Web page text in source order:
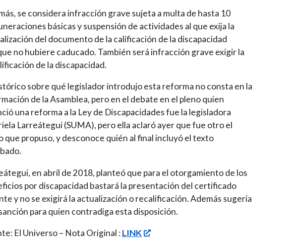
se considera infracción grave sujeta a multa de hasta 10
básicas y suspensión de actividades al que exija la
del documento de la calificación de la discapacidad
no hubiere caducado. También será infracción grave exigir la
de la discapacidad.
sobre qué legislador introdujo esta reforma no consta en la
de la Asamblea, pero en el debate en el pleno quien
una reforma a la Ley de Discapacidades fue la legisladora
Larreátegui (SUMA), pero ella aclaró ayer que fue otro el
que propuso, y desconoce quién al final incluyó el texto
en abril de 2018, planteó que para el otorgamiento de los
por discapacidad bastará la presentación del certificado
y no se exigirá la actualización o recalificación. Además sugería
para quien contradiga esta disposición.
El Universo – Nota Original :LINK